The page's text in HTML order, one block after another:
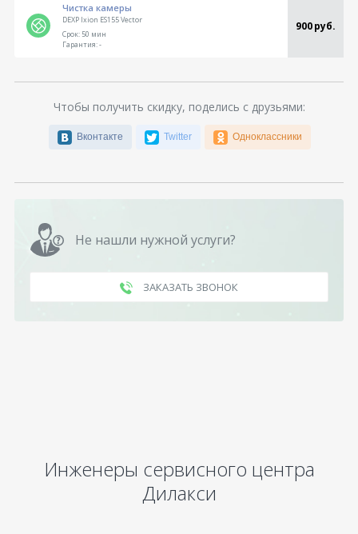
Чистка камеры
DEXP Ixion ES155 Vector 900 руб.
Срок:50 мин
Гарантия:-
Чтобы получить скидку, поделись с друзьями:
Вконтакте Twitter Одноклассники
Не нашли нужной услуги?
ЗАКАЗАТЬ ЗВОНОК
Инженеры сервисного центра
Дилакси